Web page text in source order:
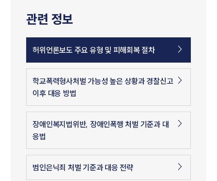
관련 정보
허위언론보도 주요 유형 및 피해회복 절차
학교폭력형사처벌 가능성 높은 상황과 경찰신고
이후 대응 방법
장애인복지법위반, 장애인폭행 처벌 기준과 대
응법
범인은닉죄 처벌 기준과 대응 전략